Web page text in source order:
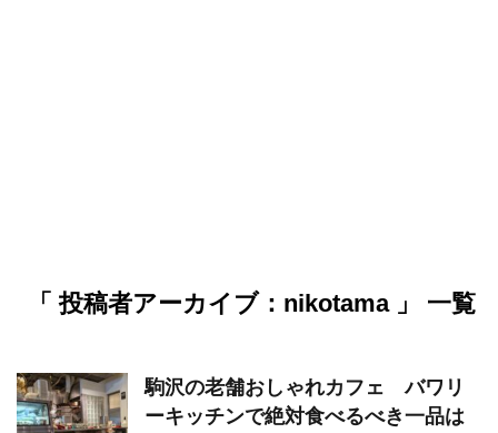
「 投稿者アーカイブ：nikotama 」 一覧
駒沢の老舗おしゃれカフェ バワリ
ーキッチンで絶対食べるべき一品は